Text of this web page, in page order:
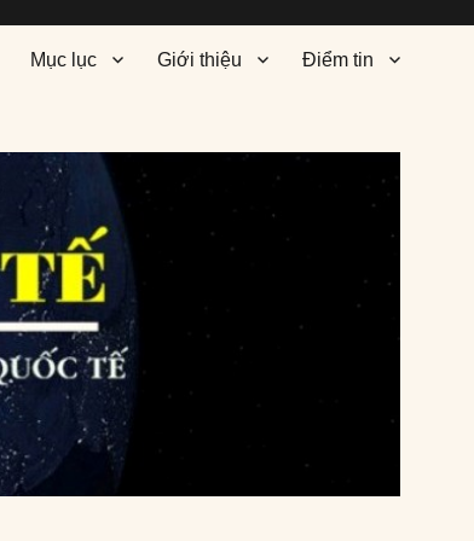
Mục lục Giới thiệu Điểm tin